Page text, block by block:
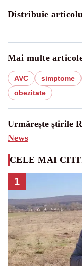
Distribuie
Mai multe
AVC simptome
obezitate
Urmărește știrile
News
CELE MAI
1